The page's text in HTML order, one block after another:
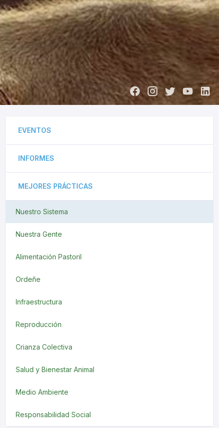
EVENTOS
INFORMES
MEJORES PRÁCTICAS
Nuestro Sistema
Nuestra Gente
Alimentación Pastoril
Ordeñe
Infraestructura
Reproducción
Crianza Colectiva
Salud y Bienestar Animal
Medio Ambiente
Responsabilidad Social